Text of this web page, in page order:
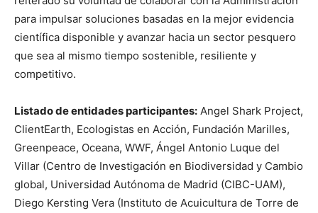
para impulsar soluciones basadas en la mejor evidencia
científica disponible y avanzar hacia un sector pesquero
que sea al mismo tiempo sostenible, resiliente y
competitivo.
Listado de entidades participantes: Angel Shark Project,
ClientEarth, Ecologistas en Acción, Fundación Marilles,
Greenpeace, Oceana, WWF, Ángel Antonio Luque del
Villar (Centro de Investigación en Biodiversidad y Cambio
global, Universidad Autónoma de Madrid (CIBC-UAM),
Diego Kersting Vera (Instituto de Acuicultura de Torre de